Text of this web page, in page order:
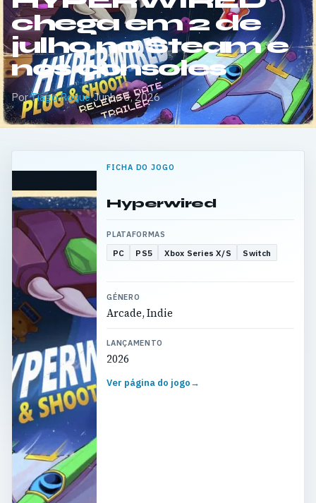
chega em 2 de
julho no Steam e
nos consoles
PorTiago Roque·Junho 3, 2026
FICHA DO JOGO
Hyperwired
PLATAFORMAS
PC PS5 Xbox Series X/S Switch
GÉNERO
Arcade, Indie
LANÇAMENTO
2026
Ver página do jogo→